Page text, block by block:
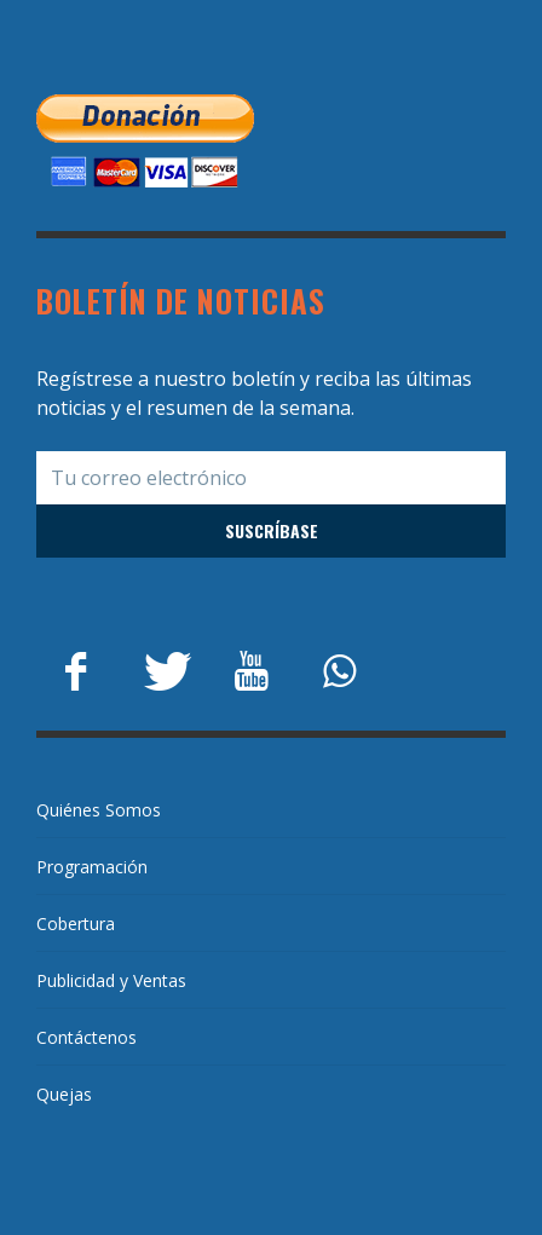
BOLETÍN DE NOTICIAS
Regístrese a nuestro boletín y reciba las últimas
noticias y el resumen de la semana.
Quiénes Somos
Programación
Cobertura
Publicidad y Ventas
Contáctenos
Quejas